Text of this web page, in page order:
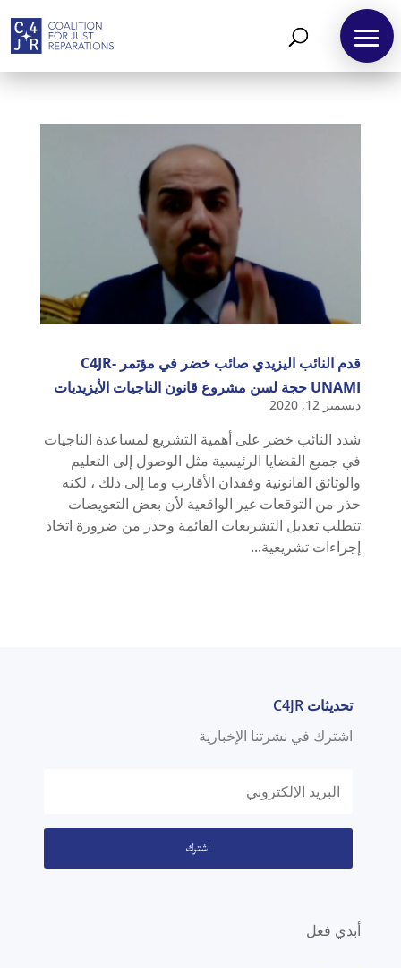
قدم النائب اليزيدي صائب خضر في مؤتمر C4JR-
UNAMI حجة لسن مشروع قانون الناجيات الأيزيديات
ديسمبر 12, 2020
شدد النائب خضر على أهمية التشريع لمساعدة الناجيات
في جميع القضايا الرئيسية مثل الوصول إلى التعليم
والوثائق القانونية وفقدان الأقارب وما إلى ذلك ، لكنه
حذر من التوقعات غير الواقعية لأن بعض التعويضات
تتطلب تعديل التشريعات القائمة وحذر من ضرورة اتخاذ
إجراءات تشريعية...
تحديثات C4JR
اشترك في نشرتنا الإخبارية
اشترك
أبدي فعل